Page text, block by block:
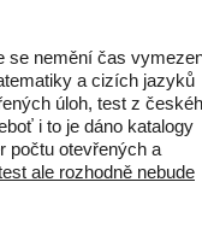
se nemění čas
a cizích jazyků
úloh, test z
i to je dáno katalogy
počtu otevřených a
ale rozhodně nebude